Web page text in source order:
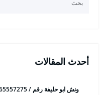
أحدث المقالات